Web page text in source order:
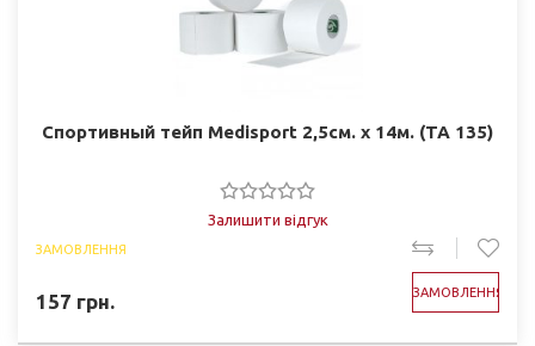
Спортивный тейп Medisport 2,5см. х 14м. (TA 135)
Залишити відгук
ЗАМОВЛЕННЯ
157 грн. ЗАМОВЛЕННЯ